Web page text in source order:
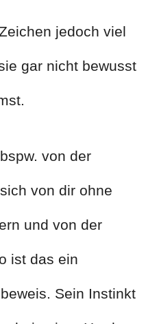
jedoch viel
gar nicht bewusst
von der
von dir ohne
und von der
ist das ein
Sein Instinkt